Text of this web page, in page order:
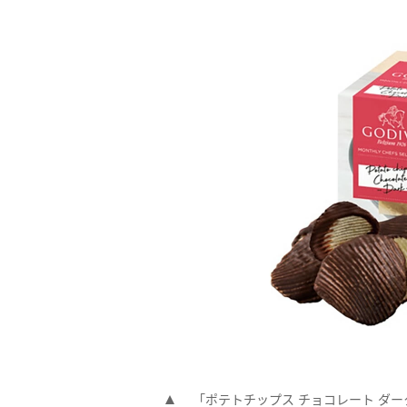
「ポテトチップス チョコレート ダ